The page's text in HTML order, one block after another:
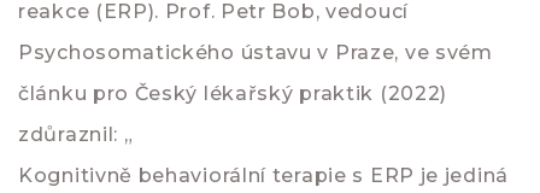
reakce (ERP). Prof. Petr Bob, vedoucí
Psychosomatického ústavu v Praze, ve svém
článku pro Český lékařský praktik (2022)
zdůraznil: „
Kognitivně behaviorální terapie s ERP je jediná